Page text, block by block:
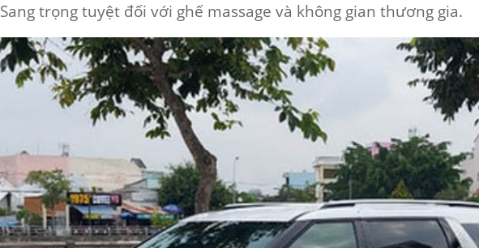
Sang trọng tuyệt đối với ghế massage và không gian thương gia.